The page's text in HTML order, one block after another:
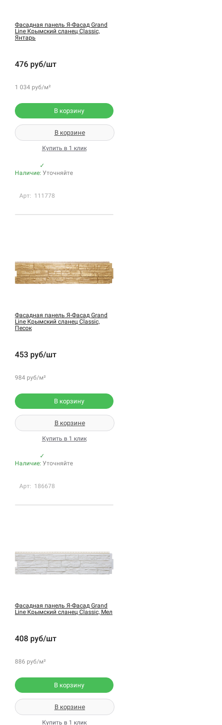
Фасадная панель Я-Фасад Grand
Line Крымский сланец Classic,
Янтарь
476 руб/шт
1 034 руб/м²
В корзину
В корзине
Купить в 1 клик
✓
Наличие: Уточняйте
Арт: 111778
Фасадная панель Я-Фасад Grand
Line Крымский сланец Classic,
Песок
453 руб/шт
984 руб/м²
В корзину
В корзине
Купить в 1 клик
✓
Наличие: Уточняйте
Арт: 186678
Фасадная панель Я-Фасад Grand
Line Крымский сланец Classic, Мел
408 руб/шт
886 руб/м²
В корзину
В корзине
Купить в 1 клик